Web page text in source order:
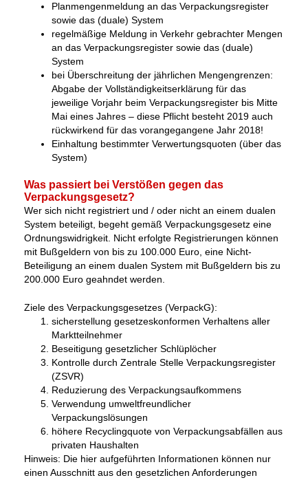
Planmengenmeldung an das Verpackungsregister
sowie das (duale) System
regelmäßige Meldung in Verkehr gebrachter Mengen
an das Verpackungsregister sowie das (duale)
System
bei Überschreitung der jährlichen Mengengrenzen:
Abgabe der Vollständigkeitserklärung für das
jeweilige Vorjahr beim Verpackungsregister bis Mitte
Mai eines Jahres – diese Pflicht besteht 2019 auch
rückwirkend für das vorangegangene Jahr 2018!
Einhaltung bestimmter Verwertungsquoten (über das
System)
Was passiert bei Verstößen gegen das
Verpackungsgesetz?
Wer sich nicht registriert und / oder nicht an einem dualen
System beteiligt, begeht gemäß Verpackungsgesetz eine
Ordnungswidrigkeit. Nicht erfolgte Registrierungen können
mit Bußgeldern von bis zu 100.000 Euro, eine Nicht-
Beteiligung an einem dualen System mit Bußgeldern bis zu
200.000 Euro geahndet werden.
Ziele des Verpackungsgesetzes (VerpackG):
sicherstellung gesetzeskonformen Verhaltens aller
Marktteilnehmer
Beseitigung gesetzlicher Schlüplöcher
Kontrolle durch Zentrale Stelle Verpackungsregister
(ZSVR)
Reduzierung des Verpackungsaufkommens
Verwendung umweltfreundlicher
Verpackungslösungen
höhere Recyclingquote von Verpackungsabfällen aus
privaten Haushalten
Hinweis: Die hier aufgeführten Informationen können nur
einen Ausschnitt aus den gesetzlichen Anforderungen